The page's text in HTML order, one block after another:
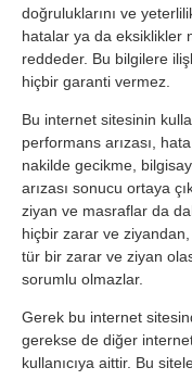
doğruluklarını ve
hatalar ya da eksiklikler
reddeder. Bu bilgilere
hiçbir garanti vermez.
Bu internet sitesinin
performans arızası,
nakilde gecikme,
arızası sonucu ortaya
ziyan ve masraflar da
hiçbir zarar ve
tür bir zarar ve ziyan
sorumlu olmazlar.
Gerek bu internet
gerekse de diğer
kullanıcıya aittir. Bu